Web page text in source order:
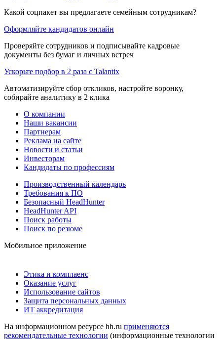
Какой соцпакет вы предлагаете семейным сотрудникам?
Оформляйте кандидатов онлайн
Проверяйте сотрудников и подписывайте кадровые
документы без бумаг и личных встреч
Ускорьте подбор в 2 раза с Talantix
Автоматизируйте сбор откликов, настройте воронку,
собирайте аналитику в 2 клика
О компании
Наши вакансии
Партнерам
Реклама на сайте
Новости и статьи
Инвесторам
Кандидаты по профессиям
Производственный календарь
Требования к ПО
Безопасный HeadHunter
HeadHunter API
Поиск работы
Поиск по резюме
Мобильное приложение
Этика и комплаенс
Оказание услуг
Использование сайтов
Защита персональных данных
ИТ аккредитация
На информационном ресурсе hh.ru применяются
рекомендательные технологии (информационные технологии